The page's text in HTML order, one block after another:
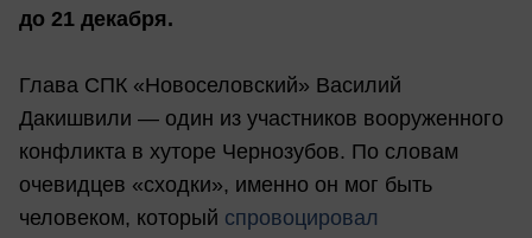
до 21 декабря.
Глава СПК «Новоселовский» Василий
Дакишвили — один из участников вооруженного
конфликта в хуторе Чернозубов. По словам
очевидцев «сходки», именно он мог быть
человеком, который спровоцировал